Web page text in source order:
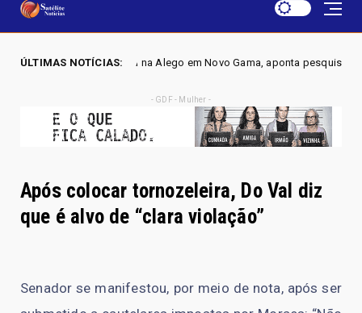
ÚLTIMAS NOTÍCIAS:
vaga na Alego em Novo Gama, aponta pesquisa IGAPE Política
- GDF - Mulher -
Após colocar tornozeleira, Do Val diz
que é alvo de “clara violação”
Senador se manifestou, por meio de nota, após ser